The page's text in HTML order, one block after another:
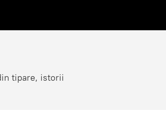
tipare, istorii